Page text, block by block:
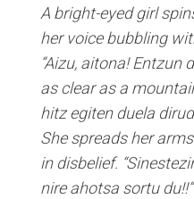
A bright-eyed girl
her voice bubbling
“Aizu, aitona! Entzun
as clear as a
hitz egiten duela
She spreads her
in disbelief.
nire ahotsa sortu du!!”